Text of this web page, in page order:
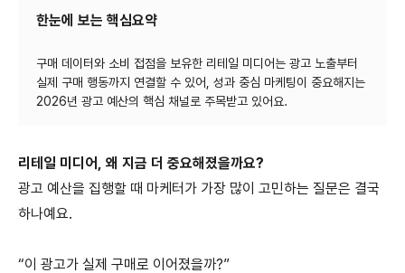
한눈에 보는 핵심요약
구매 데이터와 소비 접점을 보유한 리테일 미디어는 광고 노출부터
실제 구매 행동까지 연결할 수 있어, 성과 중심 마케팅이 중요해지는
리테일 미디어 왜 지금 더 중요해졌을까요?
광고 예산을 집행할 때 마케터가 가장 많이 고민하는 질문은 결국
하나예요.
“이 광고가 실제 구매로 이어졌을까?”